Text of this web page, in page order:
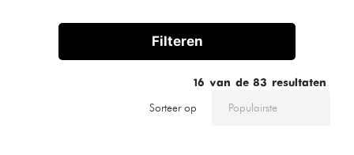
Filteren
16 van de 83 resultaten
Sorteer op